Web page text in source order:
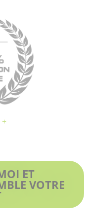
+
:
ET
VOTRE